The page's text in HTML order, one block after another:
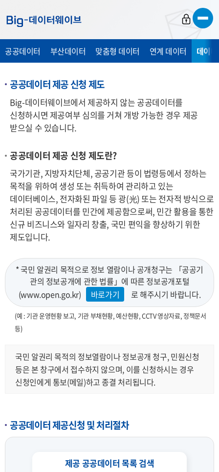
가
가
가
공공데이터 부산데이터 맞춤형 데이터 연계 데이터 데이
공공데이터 제공 신청 제도
Big-데이터웨이브에서 제공하지 않는 공공데이터를
신청하시면 제공여부 심의를 거쳐 개방 가능한 경우 제공
받으실 수 있습니다.
공공데이터 제공 신청 제도란?
국가기관, 지방자치단체, 공공기관 등이 법령등에서 정하는
목적을 위하여 생성 또는 취득하여 관리하고 있는
데이터베이스, 전자화된 파일 등 광(光) 또는 전자적 방식으로
처리된 공공데이터를 민간에 제공함으로써, 민간 활용을 통한
신규 비즈니스와 일자리 창출, 국민 편익을 향상하기 위한
제도입니다.
* 국민 알권리 목적으로 정보 열람이나 공개청구는 「공공기
관의 정보공개에 관한 법률」에 따른 정보공개포털
(www.open.go.kr)
바로가기 로 해주시기 바랍니다.
(예 : 기관 운영현황 보고, 기관 부채현황, 예산현황, CCTV 영상자료, 정책문서
등)
국민 알권리 목적의 정보열람이나 정보공개 청구, 민원신청
등은 본 창구에서 접수하지 않으며, 이를 신청하시는 경우
신청인에게 통보(메일)하고 종결 처리됩니다.
공공데이터 제공신청 및 처리절차
제공 공공데이터 목록 검색